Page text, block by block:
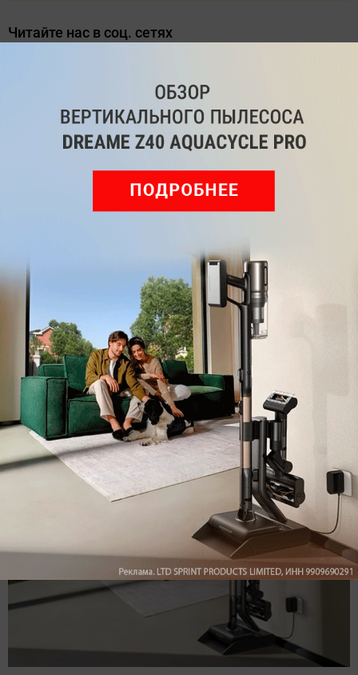
Читайте нас в соц. сетях
ВКонтакте Дзен
Мы знаем, вам есть что сказать!
Войдитеили Зарегистрируйтесь , чтобы
оставить комментарий
Рекомендуем